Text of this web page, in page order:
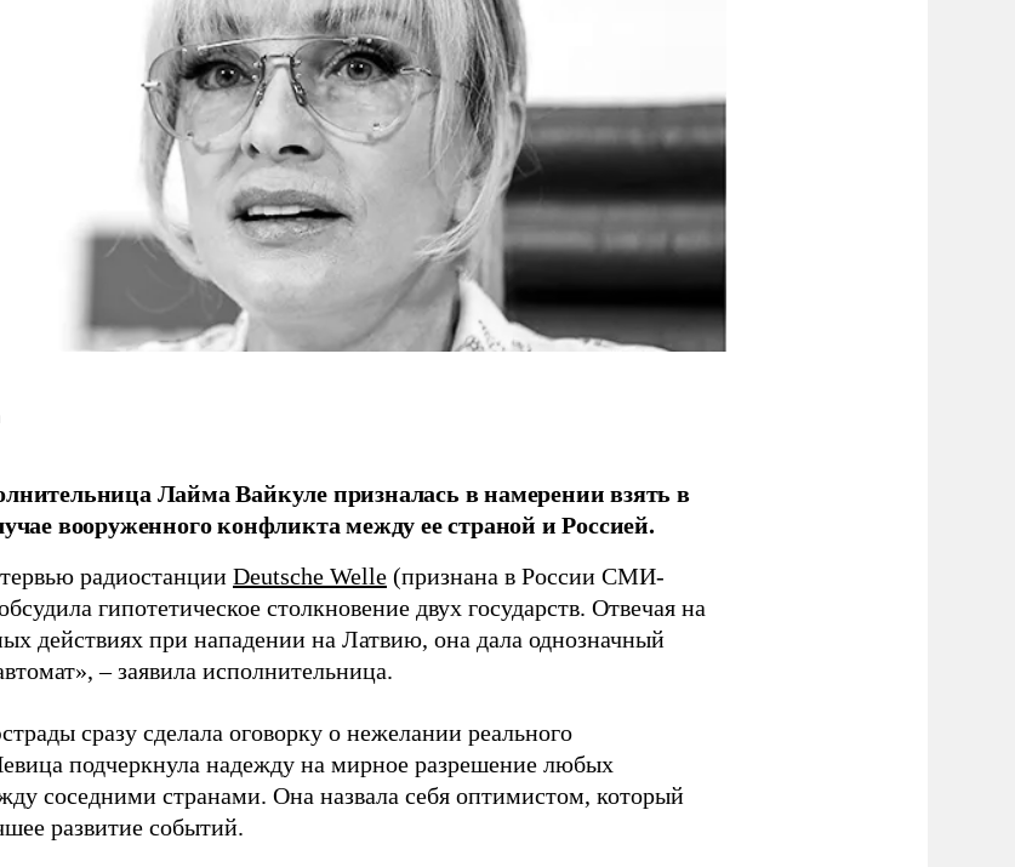
Лайма Вайкуле призналась в намерении взять в
вооруженного конфликта между ее страной и Россией.
радиостанции Deutsche Welle (признана в России СМИ-
гипотетическое столкновение двух государств. Отвечая на
действиях при нападении на Латвию, она дала однозначный
– заявила исполнительница.
сразу сделала оговорку о нежелании реального
подчеркнула надежду на мирное разрешение любых
соседними странами. Она назвала себя оптимистом, который
развитие событий.